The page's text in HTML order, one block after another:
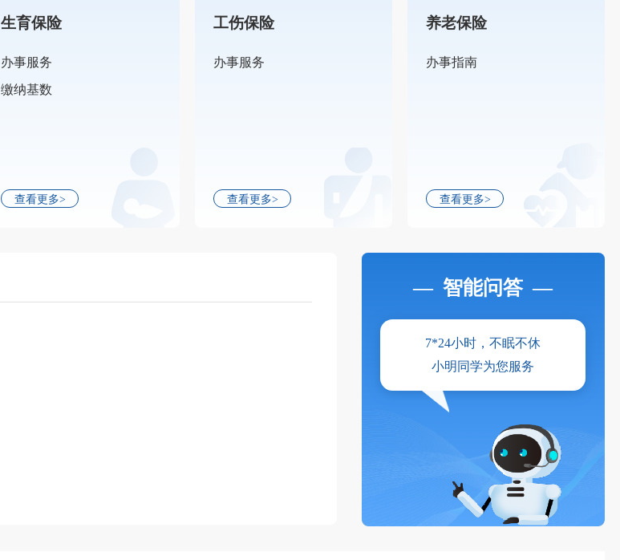
生育保险
办事服务
缴纳基数
查看更多>
工伤保险
办事服务
查看更多>
养老保险
办事指南
查看更多>
— 智能问答 —
7*24小时，不眠不休
小明同学为您服务